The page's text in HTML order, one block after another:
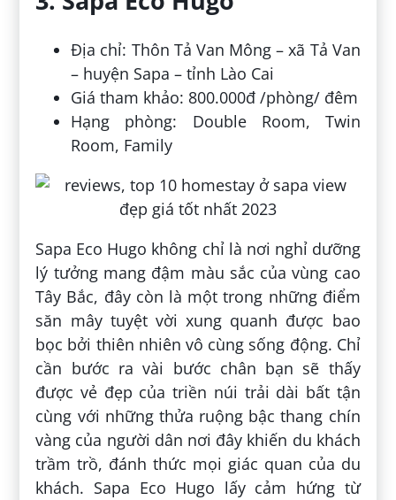
Địa chỉ: Thôn Tả Van Mông – xã Tả Van
– huyện Sapa – tỉnh Lào Cai
Giá tham khảo: 800.000đ /phòng/ đêm
Hạng phòng: Double Room, Twin
Room, Family
Sapa Eco Hugo không chỉ là nơi nghỉ dưỡng
lý tưởng mang đậm màu sắc của vùng cao
Tây Bắc, đây còn là một trong những điểm
săn mây tuyệt vời xung quanh được bao
bọc bởi thiên nhiên vô cùng sống động. Chỉ
cần bước ra vài bước chân bạn sẽ thấy
được vẻ đẹp của triền núi trải dài bất tận
cùng với những thửa ruộng bậc thang chín
vàng của người dân nơi đây khiến du khách
trầm trồ, đánh thức mọi giác quan của du
khách. Sapa Eco Hugo lấy cảm hứng từ